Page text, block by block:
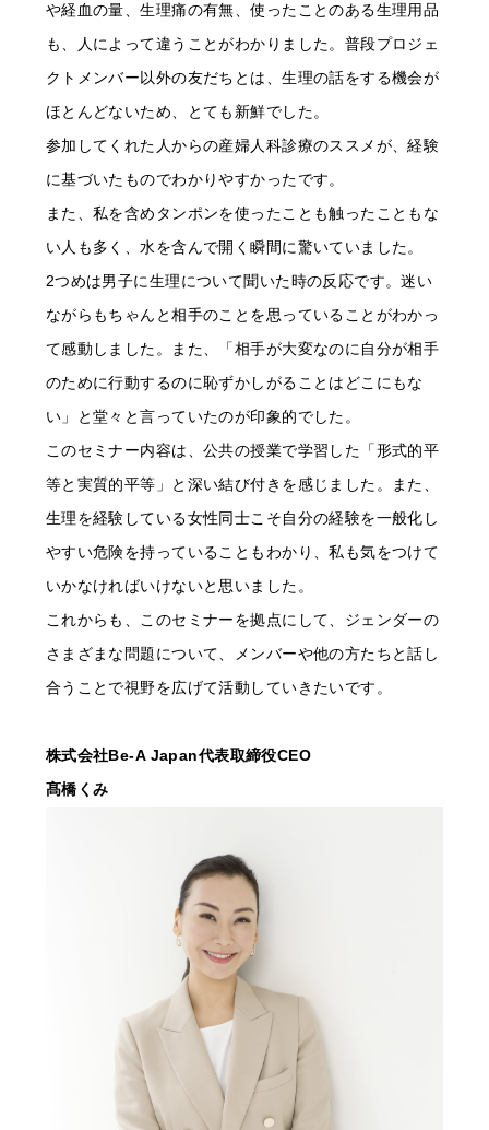
や経血の量、生理痛の有無、使ったことのある生理用品
も、人によって違うことがわかりました。普段プロジェ
クトメンバー以外の友だちとは、生理の話をする機会が
ほとんどないため、とても新鮮でした。
参加してくれた人からの産婦人科診療のススメが、経験
に基づいたものでわかりやすかったです。
また、私を含めタンポンを使ったことも触ったこともな
い人も多く、水を含んで開く瞬間に驚いていました。
2つめは男子に生理について聞いた時の反応です。迷い
ながらもちゃんと相手のことを思っていることがわかっ
て感動しました。また、「相手が大変なのに自分が相手
のために行動するのに恥ずかしがることはどこにもな
い」と堂々と言っていたのが印象的でした。
このセミナー内容は、公共の授業で学習した「形式的平
等と実質的平等」と深い結び付きを感じました。また、
生理を経験している女性同士こそ自分の経験を一般化し
やすい危険を持っていることもわかり、私も気をつけて
いかなければいけないと思いました。
これからも、このセミナーを拠点にして、ジェンダーの
さまざまな問題について、メンバーや他の方たちと話し
合うことで視野を広げて活動していきたいです。
株式会社Be-A Japan代表取締役CEO
髙橋くみ